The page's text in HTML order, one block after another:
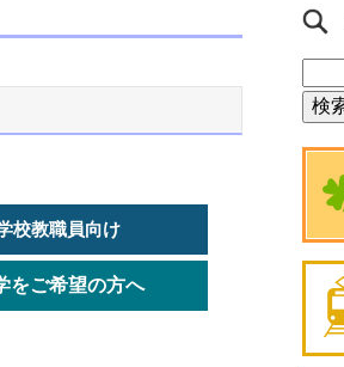
校教職員向け
をご希望の方へ